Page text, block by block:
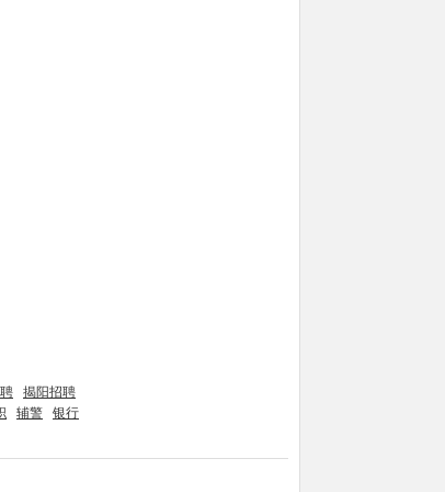
揭阳招聘
辅警 银行